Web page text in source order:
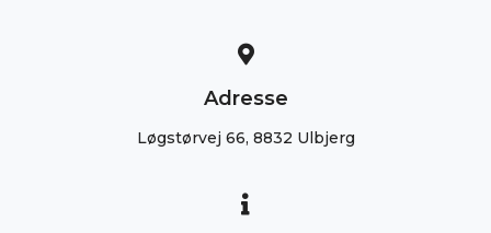
Adresse
Løgstørvej 66, 8832 Ulbjerg